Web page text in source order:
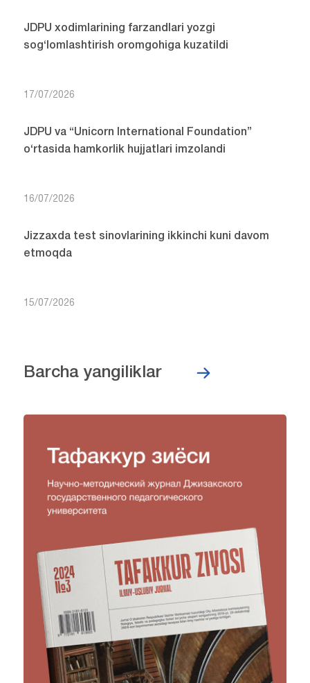
JDPU xodimlarining farzandlari yozgi
sog‘lomlashtirish oromgohiga kuzatildi
17/07/2026
JDPU va “Unicorn International Foundation”
o‘rtasida hamkorlik hujjatlari imzolandi
16/07/2026
Jizzaxda test sinovlarining ikkinchi kuni davom
etmoqda
15/07/2026
Barcha yangiliklar